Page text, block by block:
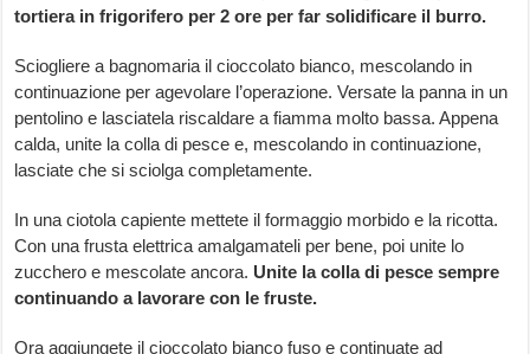
tortiera in frigorifero per 2 ore per far solidificare il burro.
Sciogliere a bagnomaria il cioccolato bianco, mescolando in
continuazione per agevolare l’operazione. Versate la panna in un
pentolino e lasciatela riscaldare a fiamma molto bassa. Appena
calda, unite la colla di pesce e, mescolando in continuazione,
lasciate che si sciolga completamente.
In una ciotola capiente mettete il formaggio morbido e la ricotta.
Con una frusta elettrica amalgamateli per bene, poi unite lo
zucchero e mescolate ancora. Unite la colla di pesce sempre
continuando a lavorare con le fruste.
Ora aggiungete il cioccolato bianco fuso e continuate ad